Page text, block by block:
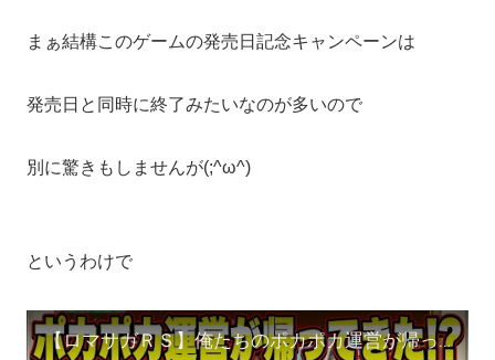
まぁ結構このゲームの発売日記念キャンペーンは
発売日と同時に終了みたいなのが多いので
別に驚きもしませんが(;^ω^)
というわけで
【ロマサガＲＳ】俺たちのポカポカ運営が帰ってきた！？ジュエル大量配布ｷﾀｰ!!サガフロ2発売日記念キャンペーン第1弾お知らせ確認雑談動画！【ロマサガリユニバース】【ロマンシングサガリユニバース】